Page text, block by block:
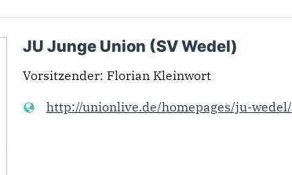
JU Junge Union (SV Wedel)
Vorsitzender: Florian Kleinwort
http://unionlive.de/homepages/ju-wedel/